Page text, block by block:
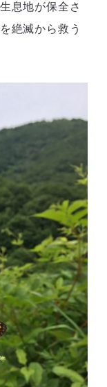
息地が保全さ
絶滅から救う